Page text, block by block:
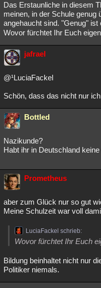
Das Erstaunliche in diesem
meinen, in der Schule genug
angehaucht sind. "Genug" ist
Wovor fürchtet Ihr Euch
jafrael
@¹LuciaFackel
Schön, dass das nicht nur
Bottled
Nazikunde?
Habt ihr in Deutschland
Prometheus
aber zum Glück nur so gut
Meine Schulzeit war voll
LuciaFackel schrieb:
Wovor fürchtet Ihr Euch
Bildung beinhaltet nicht nur
Politiker niemals.